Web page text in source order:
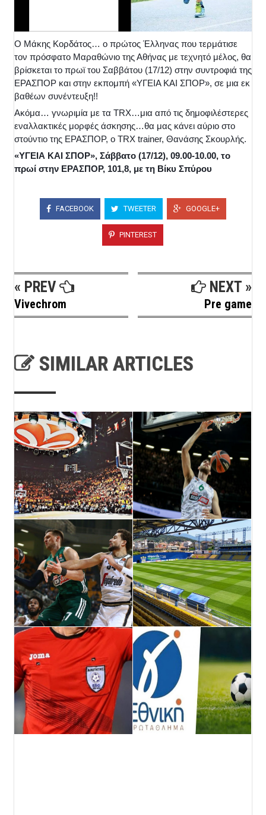
Ο Μάκης Κορδάτος… ο πρώτος Έλληνας που τερμάτισε
τον πρόσφατο Μαραθώνιο της Αθήνας με τεχνητό μέλος, θα
βρίσκεται το πρωϊ του Σαββάτου (17/12) στην συντροφιά της
ΕΡΑΣΠΟΡ και στην εκπομπή «ΥΓΕΙΑ ΚΑΙ ΣΠΟΡ», σε μια εκ
βαθέων συνέντευξη!!
Ακόμα… γνωριμία με τα TRX…μια από τις δημοφιλέστερες
εναλλακτικές μορφές άσκησης…θα μας κάνει αύριο στο
στούντιο της ΕΡΑΣΠΟΡ, ο TRX trainer, Θανάσης Σκουρλής.
«ΥΓΕΙΑ ΚΑΙ ΣΠΟΡ», Σάββατο (17/12), 09.00-10.00, το
πρωί στην ΕΡΑΣΠΟΡ, 101,8, με τη Βίκυ Σπύρου
FACEBOOK TWEETER GOOGLE+
PINTEREST
« PREV
Vivechrom
NEXT »
Pre game
SIMILAR ARTICLES